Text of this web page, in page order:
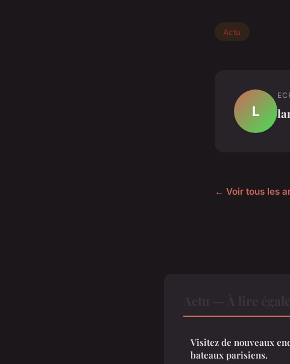
Actu
L
← Voir tous les
Visitez de nouveaux
bateaux parisiens.